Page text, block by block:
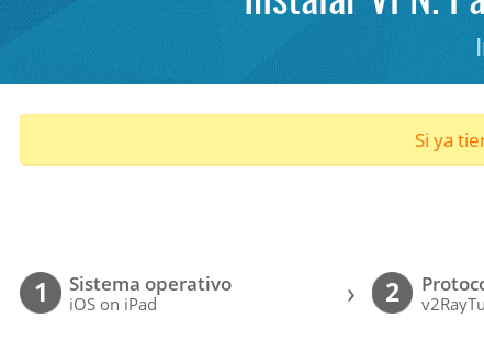
Si ya
1 Sistema operativo
iOS on iPad › 2